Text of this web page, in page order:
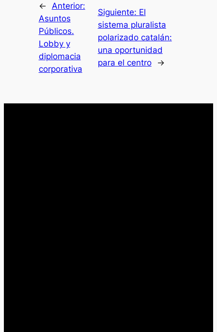
←
Anterior:
Asuntos
Públicos.
Lobby y
diplomacia
corporativa
Siguiente: El
sistema pluralista
polarizado catalán:
una oportunidad
para el centro
→